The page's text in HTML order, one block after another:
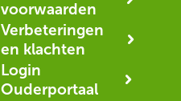
voorwaarden
Verbeteringen
en klachten
Login
Ouderportaal